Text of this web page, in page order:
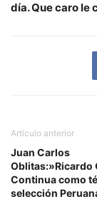
día. Que caro le
Artículo anterior
Juan Carlos
Oblitas:»Ricardo
Continua como
selección